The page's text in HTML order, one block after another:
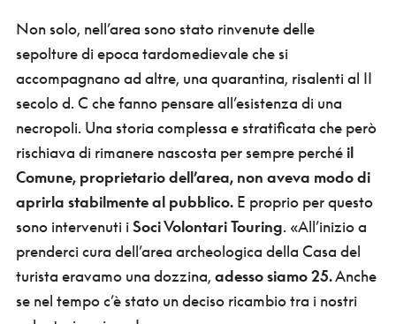
Non solo, nell’area sono stato rinvenute delle
sepolture di epoca tardomedievale che si
accompagnano ad altre, una quarantina, risalenti al II
secolo d. C che fanno pensare all’esistenza di una
necropoli. Una storia complessa e stratificata che però
rischiava di rimanere nascosta per sempre perché il
Comune, proprietario dell’area, non aveva modo di
aprirla stabilmente al pubblico.E proprio per questo
sono intervenuti iSoci Volontari Touring. «All’inizio a
prenderci cura dell’area archeologica della Casa del
turista eravamo una dozzina, adesso siamo 25.Anche
se nel tempo c’è stato un deciso ricambio tra i nostri